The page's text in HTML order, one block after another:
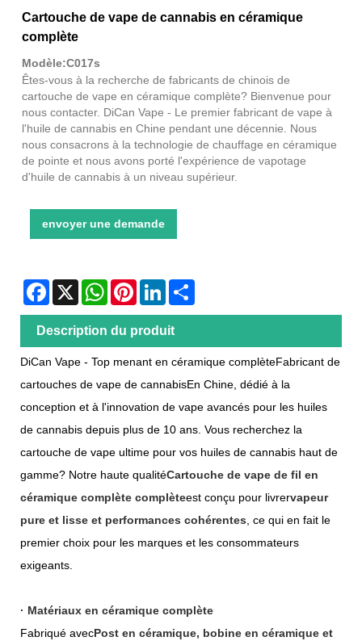
Cartouche de vape de cannabis en céramique
complète
Modèle:C017s
Êtes-vous à la recherche de fabricants de chinois de
cartouche de vape en céramique complète? Bienvenue pour
nous contacter. DiCan Vape - Le premier fabricant de vape à
l'huile de cannabis en Chine pendant une décennie. Nous
nous consacrons à la technologie de chauffage en céramique
de pointe et nous avons porté l'expérience de vapotage
d'huile de cannabis à un niveau supérieur.
envoyer une demande
Facebook
X WhatsAppPinterestLinkedIn
Description du produit
DiCan Vape - Top menant en céramique complèteFabricant de
cartouches de vape de cannabisEn Chine, dédié à la
conception et à l'innovation de vape avancés pour les huiles
de cannabis depuis plus de 10 ans. Vous recherchez la
cartouche de vape ultime pour vos huiles de cannabis haut de
gamme? Notre haute qualitéCartouche de vape de fil en
céramique complète complèteest conçu pour livrervapeur
pure et lisse et performances cohérentes , ce qui en fait le
premier choix pour les marques et les consommateurs
exigeants.
· Matériaux en céramique complète
Fabriqué avecPost en céramique, bobine en céramique et